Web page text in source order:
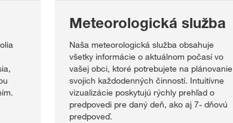
Meteorologická služba
Naša meteorologická služba obsahuje
všetky informácie o aktuálnom počasí vo
vašej obci, ktoré potrebujete na plánovanie
svojich každodenných činností. Intuitívne
vizualizácie poskytujú rýchly prehľad o
predpovedi pre daný deň, ako aj 7- dňovú
predpoveď.